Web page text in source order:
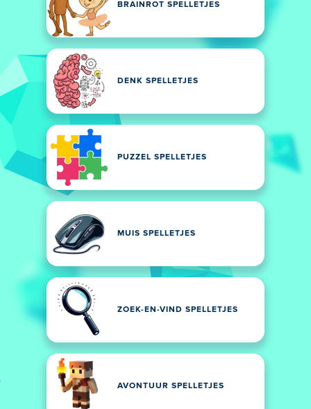
BRAINROT SPELLETJES
DENK SPELLETJES
PUZZEL SPELLETJES
MUIS SPELLETJES
ZOEK-EN-VIND SPELLETJES
AVONTUUR SPELLETJES